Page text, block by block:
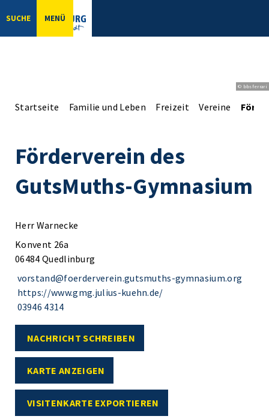
SUCHE MENÜ
© bbsferrari
Startseite Familie und Leben Freizeit Vereine
Förderverein des
GutsMuths-Gymnasium
Herr Warnecke
Konvent 26a
06484 Quedlinburg
vorstand@foerderverein.gutsmuths-gymnasium.org
https://www.gmg.julius-kuehn.de/
03946 4314
NACHRICHT SCHREIBEN
KARTE ANZEIGEN
VISITENKARTE EXPORTIEREN